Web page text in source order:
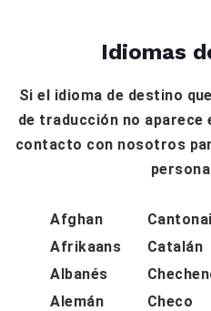
Idiomas
Si el idioma de destino
de traducción no aparece
contacto con nosotros
Afghan
Afrikaans
Albanés
Alemán
Catalán
Checo